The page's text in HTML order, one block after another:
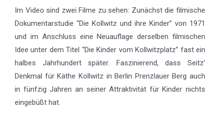
Im Video sind zwei Filme zu sehen: Zunächst die filmische
Dokumentarstudie “Die Kollwitz und ihre Kinder” von 1971
und im Anschluss eine Neuauflage derselben filmischen
Idee unter dem Titel “Die Kinder vom Kollwitzplatz” fast ein
halbes Jahrhundert später. Faszinierend, dass Seitz’
Denkmal für Käthe Kollwitz in Berlin Prenzlauer Berg auch
in fünfzig Jahren an seiner Attraktivität für Kinder nichts
eingebüßt hat.